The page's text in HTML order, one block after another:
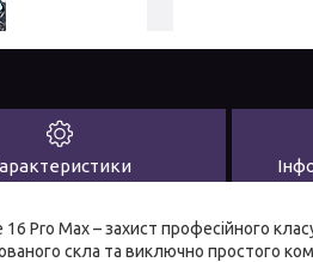
Pro Max – захист професійного
скла та виключно простого